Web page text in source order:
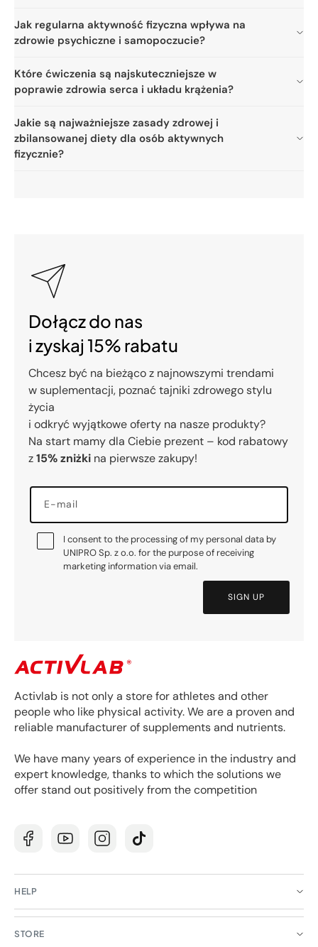
Jak regularna aktywność fizyczna wpływa na
zdrowie psychiczne i samopoczucie?
Które ćwiczenia są najskuteczniejsze w
poprawie zdrowia serca i układu krążenia?
Jakie są najważniejsze zasady zdrowej i
zbilansowanej diety dla osób aktywnych
fizycznie?
Dołącz do nas
i zyskaj 15% rabatu
Chcesz być na bieżąco z najnowszymi trendami
w suplementacji, poznać tajniki zdrowego stylu
życia
i odkryć wyjątkowe oferty na nasze produkty?
Na start mamy dla Ciebie prezent – kod rabatowy
z15% zniżki na pierwsze zakupy!
E-mail
I consent to the processing of my personal data by
UNIPRO Sp. z o.o. for the purpose of receiving
marketing information via email.
SIGN UP
Activlab is not only a store for athletes and other
people who like physical activity. We are a proven and
reliable manufacturer of supplements and nutrients.
We have many years of experience in the industry and
expert knowledge, thanks to which the solutions we
offer stand out positively from the competition
FacebookYouTubeInstagramTikTok
HELP
STORE